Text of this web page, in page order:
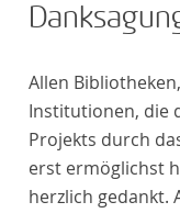
Allen
Institutionen, die
Projekts durch
erst ermöglichst
herzlich gedankt.